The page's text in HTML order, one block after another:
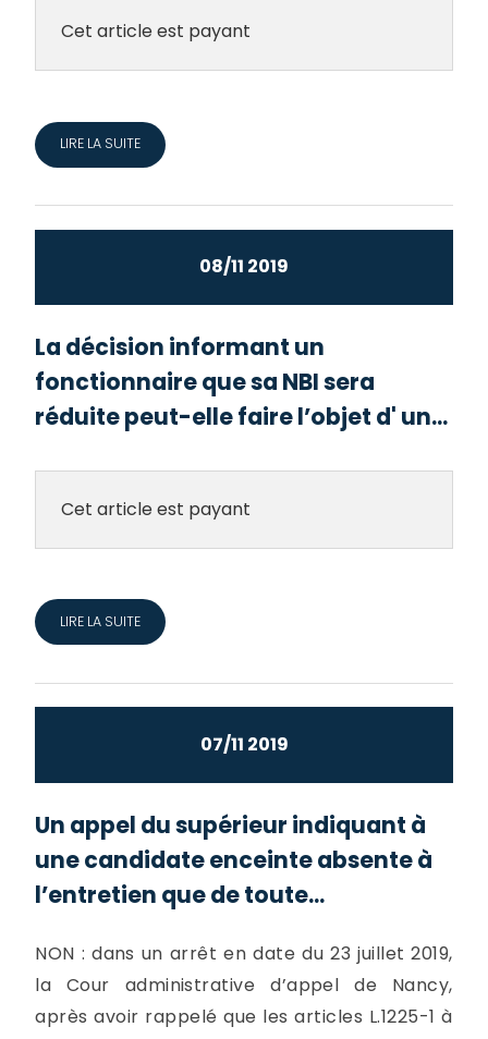
Cet article est payant
LIRE LA SUITE
08/11 2019
La décision informant un
fonctionnaire que sa NBI sera
réduite peut-elle faire l’objet d' un...
Cet article est payant
LIRE LA SUITE
07/11 2019
Un appel du supérieur indiquant à
une candidate enceinte absente à
l’entretien que de toute...
NON : dans un arrêt en date du 23 juillet 2019,
la Cour administrative d’appel de Nancy,
après avoir rappelé que les articles L.1225-1 à